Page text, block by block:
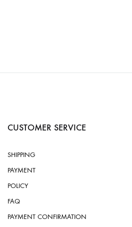
CUSTOMER SERVICE
SHIPPING
PAYMENT
POLICY
FAQ
PAYMENT CONFIRMATION